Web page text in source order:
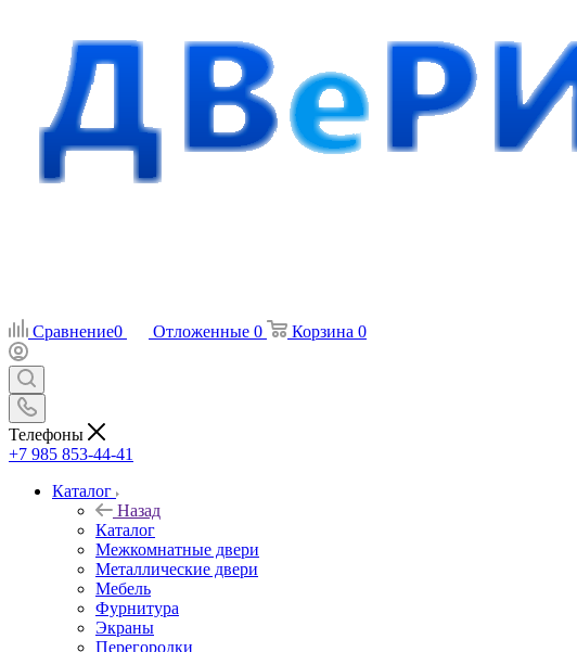
Сравнение0 Отложенные 0 Корзина 0
Телефоны
+7 985 853-44-41
Каталог
Назад
Каталог
Межкомнатные двери
Металлические двери
Мебель
Фурнитура
Экраны
Перегородки